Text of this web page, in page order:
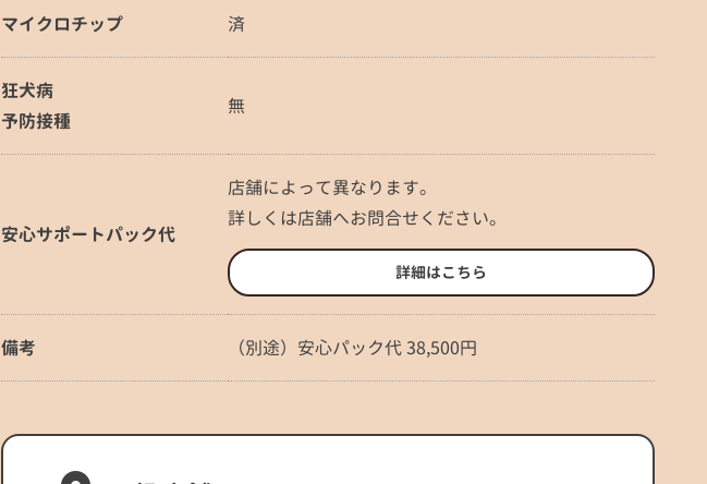
マイクロチップ 済
狂犬病
予防接種
無
安心サポートパック代
店舗によって異なります。
詳しくは店舗へお問合せください。
詳細はこちら
備考 （別途）安心パック代 38,500円